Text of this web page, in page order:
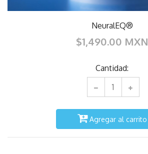
NeuralEQ®
$1,490.00 MXN
Cantidad:
Agregar al carrito